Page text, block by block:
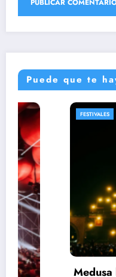
Puede que te
FESTIVALES
Medusa llevará